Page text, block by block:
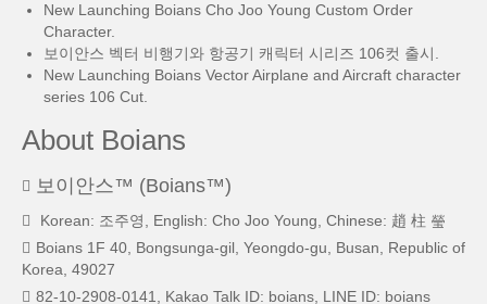
New Launching Boians Cho Joo Young Custom Order
Character.
보이안스 벡터 비행기와 항공기 캐릭터 시리즈 106컷 출시.
New Launching Boians Vector Airplane and Aircraft character
series 106 Cut.
About Boians
보이안스™ (Boians™)
Korean: 조주영, English: Cho Joo Young, Chinese: 趙 柱 瑩
Boians 1F 40, Bongsunga-gil, Yeongdo-gu, Busan, Republic of
Korea, 49027
82-10-2908-0141, Kakao Talk ID: boians, LINE ID: boians